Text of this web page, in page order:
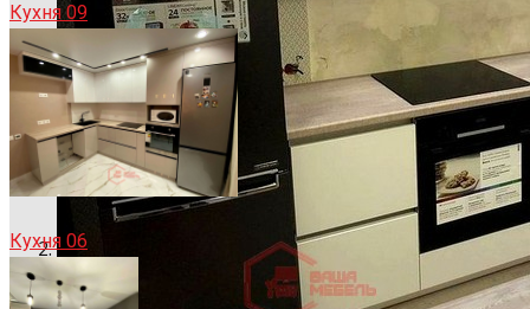
Кухня 09
Кухня 06